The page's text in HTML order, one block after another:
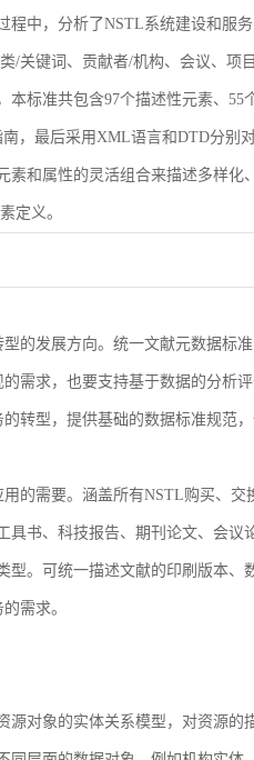
中，分析了NSTL系统建设和服
/关键词、贡献者/机构、会议、项
标准共包含97个描述性元素、55
，最后采用XML语言和DTD分别
和属性的灵活组合来描述多样化
定义。
的发展方向。统一文献元数据标
需求，也要支持基于数据的分析评
转型，提供基础的数据标准规范
的需要。涵盖所有NSTL购买、交
书、科技报告、期刊论文、会议
。可统一描述文献的印刷版本、
需求。
对象的实体关系模型，对资源的